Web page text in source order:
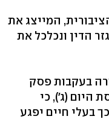
המייצג את
הדין ונכלכל את
בעקבות פסק
היום (ג'), כי
בעלי חיים יפגע